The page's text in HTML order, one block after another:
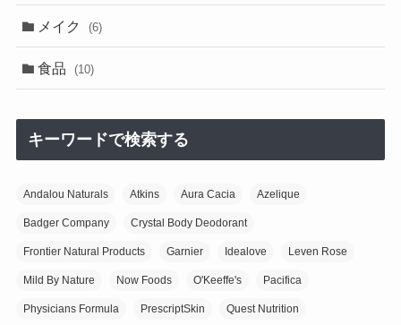
メイク (6)
食品 (10)
キーワードで検索する
Andalou Naturals Atkins Aura Cacia Azelique
Badger Company Crystal Body Deodorant
Frontier Natural Products Garnier Idealove Leven Rose
Mild By Nature Now Foods O'Keeffe's Pacifica
Physicians Formula PrescriptSkin Quest Nutrition